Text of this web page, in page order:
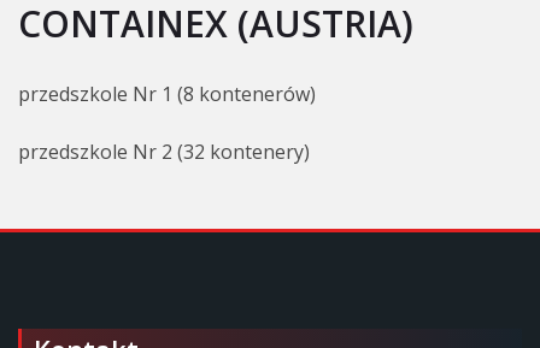
CONTAINEX (AUSTRIA)
przedszkole Nr 1 (8 kontenerów)
przedszkole Nr 2 (32 kontenery)